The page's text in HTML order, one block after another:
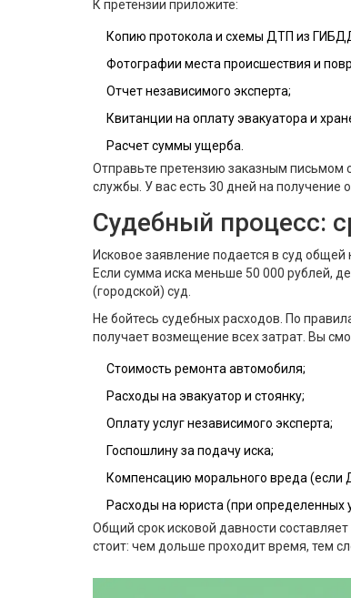
К претензии приложите:
Копию протокола и схемы ДТП из
Фотографии места происшествия и
Отчет независимого эксперта;
Квитанции на оплату эвакуатора и
Расчет суммы ущерба.
Отправьте претензию заказным
службы. У вас есть 30 дней на получение
Судебный процесс:
Исковое заявление подается в суд
Если сумма иска меньше 50 000 рублей,
(городской) суд.
Не бойтесь судебных расходов. По
получает возмещение всех затрат. Вы
Стоимость ремонта автомобиля;
Расходы на эвакуатор и стоянку;
Оплату услуг независимого эксперта;
Госпошлину за подачу иска;
Компенсацию морального вреда (если
Расходы на юриста (при определенных
Общий срок исковой давности
стоит: чем дольше проходит время, тем